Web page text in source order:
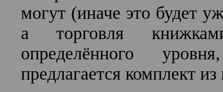
могут (иначе это будет
а торговля
определённого
предлагается комплект